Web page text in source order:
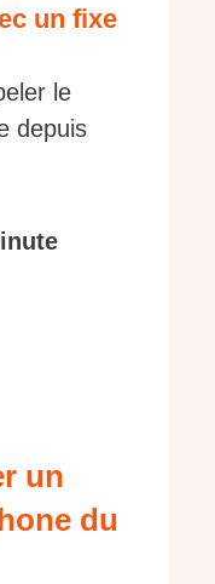
un fixe
le
depuis
un
du